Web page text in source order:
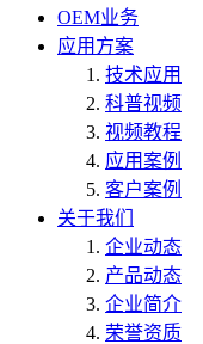
OEM业务
应用方案
技术应用
科普视频
视频教程
应用案例
客户案例
关于我们
企业动态
产品动态
企业简介
荣誉资质